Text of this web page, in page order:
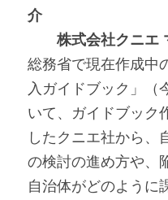
介
株式会社クニエ
総務省で現在作成中
入ガイドブック」（
いて、ガイドブック
したクニエ社から、
の検討の進め方や、
自治体がどのように